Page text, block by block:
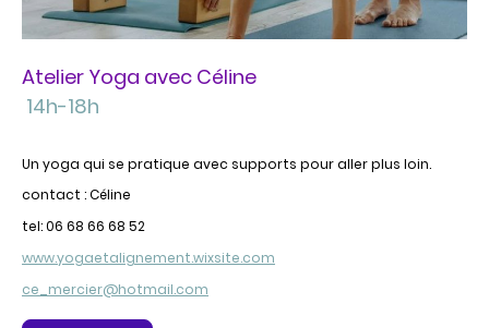
Atelier Yoga avec Céline
14h-18h
Un yoga qui se pratique avec supports pour aller plus loin.
contact : Céline
tel: 06 68 66 68 52
www.yogaetalignement.wixsite.com
ce_mercier@hotmail.com